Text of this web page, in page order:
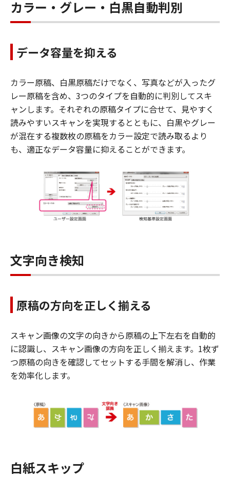
カラー・グレー・白黒自動判別
データ容量を抑える
カラー原稿、白黒原稿だけでなく、写真などが入ったグ
レー原稿を含め、3つのタイプを自動的に判別してスキ
ャンします。それぞれの原稿タイプに合せて、見やすく
読みやすいスキャンを実現するとともに、白黒やグレー
が混在する複数枚の原稿をカラー設定で読み取るより
も、適正なデータ容量に抑えることができます。
文字向き検知
原稿の方向を正しく揃える
スキャン画像の文字の向きから原稿の上下左右を自動的
に認識し、スキャン画像の方向を正しく揃えます。1枚ず
つ原稿の向きを確認してセットする手間を解消し、作業
を効率化します。
白紙スキップ